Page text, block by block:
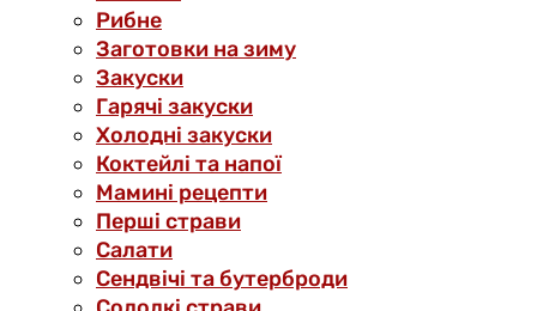
Рибне
Заготовки на зиму
Закуски
Гарячі закуски
Холодні закуски
Коктейлі та напої
Мамині рецепти
Перші страви
Салати
Сендвічі та бутерброди